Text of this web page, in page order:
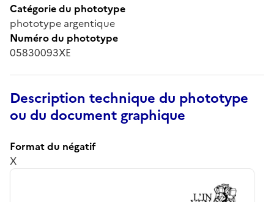
Catégorie du phototype
phototype argentique
Numéro du phototype
05830093XE
Description technique du phototype
ou du document graphique
Format du négatif
X